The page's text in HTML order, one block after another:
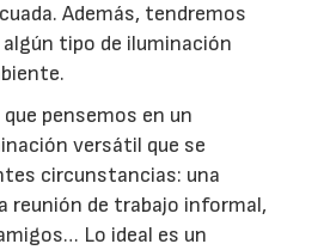
Además, tendremos
algún tipo de iluminación
pensemos en un
versátil que se
circunstancias: una
reunión de trabajo informal,
Lo ideal es un